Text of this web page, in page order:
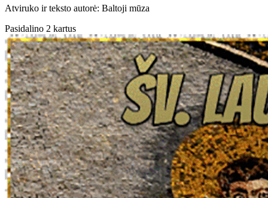
Atviruko ir teksto autorė: Baltoji mūza
Pasidalino 2 kartus